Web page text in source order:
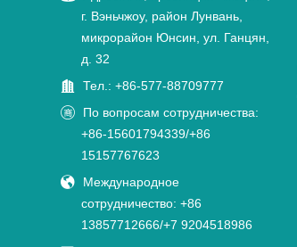
г. Вэньчжоу, район Лунвань,
микрорайон Юнсин, ул. Ганцян,
д. 32
 Тел.: +86-577-88709777

По вопросам сотрудничества:
+86-15601794339/+86
15157767623

Международное
сотрудничество: +86
13857712666/+7 9204518986